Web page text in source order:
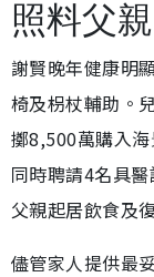
照料父親
謝賢晚年健康明
椅及枴杖輔助。
擲8,500萬購入
同時聘請4名具
父親起居飲食及
儘管家人提供最